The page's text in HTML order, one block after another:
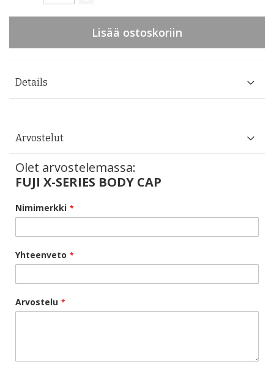
Lisää ostoskoriin
Details
Arvostelut
Olet arvostelemassa:
FUJI X-SERIES BODY CAP
Nimimerkki
Yhteenveto
Arvostelu